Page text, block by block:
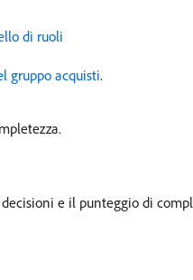
di ruoli
gruppo acquisti.
e il punteggio di